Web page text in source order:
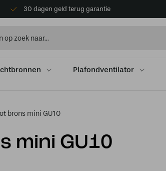
30 dagen geld terug garantie
Plafondventilator
brons mini GU10
mini GU10